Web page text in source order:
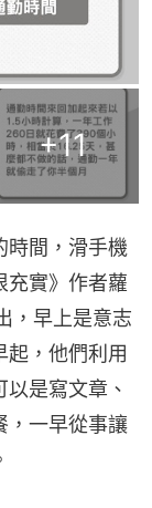
+11
時間，滑手機
充實》作者蘿
，早上是意志
起，他們利用
是寫文章、
，一早從事讓